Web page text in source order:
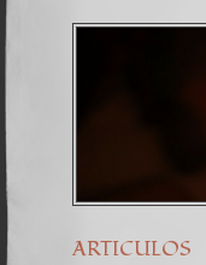
ARTICULOS